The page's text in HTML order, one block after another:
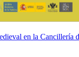
en la Cancillería